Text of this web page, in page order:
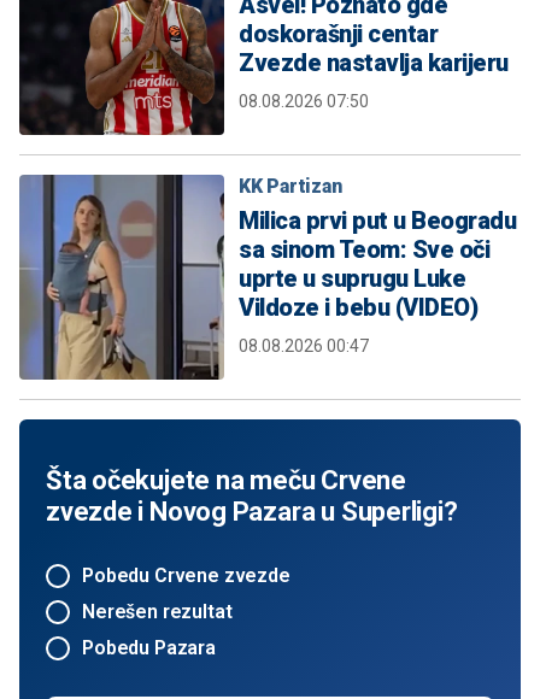
doskorašnji centar
Zvezde nastavlja karijeru
08.08.2026 07:50
KK Partizan
Milica prvi put u Beogradu
sa sinom Teom: Sve oči
uprte u suprugu Luke
Vildoze i bebu (VIDEO)
08.08.2026 00:47
Šta očekujete na meču Crvene
zvezde i Novog Pazara u Superligi?
Pobedu Crvene zvezde
Nerešen rezultat
Pobedu Pazara